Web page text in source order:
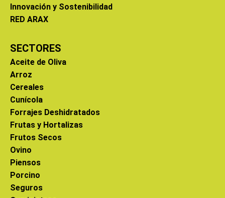
Innovación y Sostenibilidad
RED ARAX
SECTORES
Aceite de Oliva
Arroz
Cereales
Cunícola
Forrajes Deshidratados
Frutas y Hortalizas
Frutos Secos
Ovino
Piensos
Porcino
Seguros